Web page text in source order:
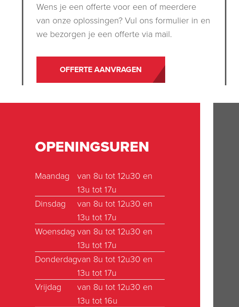
Wens je een offerte voor een of meerdere
van onze oplossingen? Vul ons formulier in en
we bezorgen je een offerte via mail.
OFFERTE AANVRAGEN
OPENINGSUREN
Maandag
van 8u tot 12u30 en
13u tot 17u
Dinsdag
van 8u tot 12u30 en
13u tot 17u
Woensdag van 8u tot 12u30 en
13u tot 17u
Donderdagvan 8u tot 12u30 en
13u tot 17u
Vrijdag
van 8u tot 12u30 en
13u tot 16u